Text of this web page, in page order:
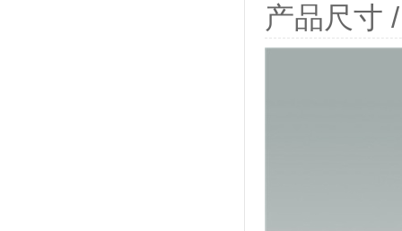
产品尺寸